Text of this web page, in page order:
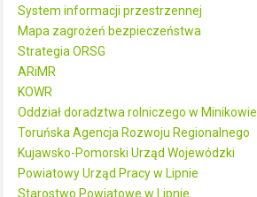
System informacji przestrzennej
Mapa zagrożeń bezpieczeństwa
Strategia ORSG
ARiMR
KOWR
Oddział doradztwa rolniczego w Minikowie
Toruńska Agencja Rozwoju Regionalnego
Kujawsko-Pomorski Urząd Wojewódzki
Powiatowy Urząd Pracy w Lipnie
Starostwo Powiatowe w Lipnie